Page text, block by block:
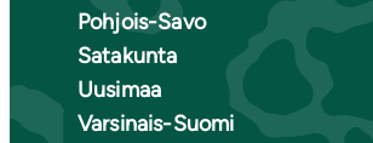
Pohjois-Savo
Satakunta
Uusimaa
Varsinais-Suomi